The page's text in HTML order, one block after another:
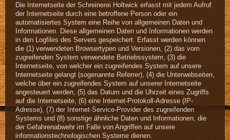
Die Internetseite der Schreinerei Holtwick erfasst mit jedem Aufruf
der Internetseite durch eine betroffene Person oder ein
automatisiertes System eine Reihe von allgemeinen Daten und
Informationen. Diese allgemeinen Daten und Informationen werden
in den Logfiles des Servers gespeichert. Erfasst werden können
die (1) verwendeten Browsertypen und Versionen, (2) das vom
zugreifenden System verwendete Betriebssystem, (3) die
Internetseite, von welcher ein zugreifendes System auf unsere
Internetseite gelangt (sogenannte Referrer), (4) die Unterwebseiten,
welche über ein zugreifendes System auf unserer Internetseite
angesteuert werden, (5) das Datum und die Uhrzeit eines Zugriffs
auf die Internetseite, (6) eine Internet-Protokoll-Adresse (IP-
Adresse), (7) der Internet-Service-Provider des zugreifenden
Systems und (8) sonstige ähnliche Daten und Informationen, die
der Gefahrenabwehr im Falle von Angriffen auf unsere
informationstechnologischen Systeme dienen.